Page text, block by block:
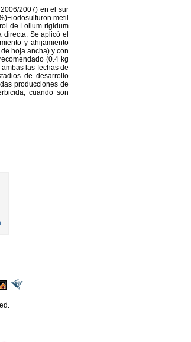
2007) en el sur
metil
de Lolium rigidum
Se aplicó el
y ahijamiento
hoja ancha) y con
(0.4 kg
las fechas de
de desarrollo
producciones de
cuando son